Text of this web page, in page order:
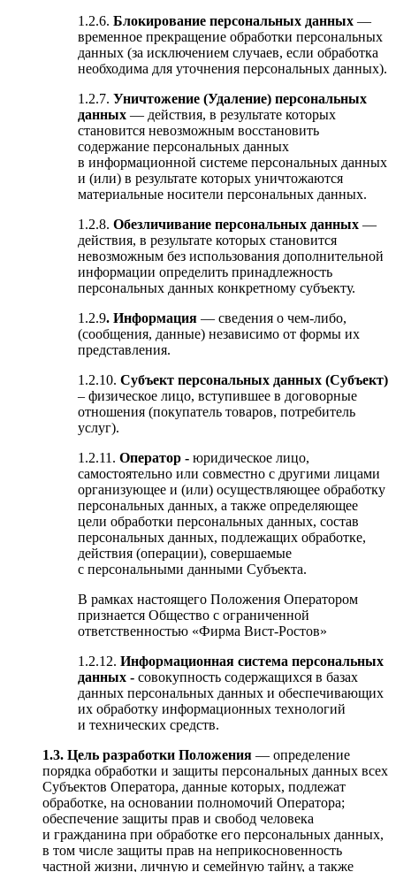
1.2.6. Блокирование персональных данных —
временное прекращение обработки персональных
данных (за исключением случаев, если обработка
необходима для уточнения персональных данных).
1.2.7. Уничтожение (Удаление) персональных
данных — действия, в результате которых
становится невозможным восстановить
содержание персональных данных
в информационной системе персональных данных
и (или) в результате которых уничтожаются
материальные носители персональных данных.
1.2.8. Обезличивание персональных данных —
действия, в результате которых становится
невозможным без использования дополнительной
информации определить принадлежность
персональных данных конкретному субъекту.
1.2.9. Информация — сведения о чем-либо,
(сообщения, данные) независимо от формы их
представления.
1.2.10. Субъект персональных данных (Субъект)
– физическое лицо, вступившее в договорные
отношения (покупатель товаров, потребитель
услуг).
1.2.11. Оператор - юридическое лицо,
самостоятельно или совместно с другими лицами
организующее и (или) осуществляющее обработку
персональных данных, а также определяющее
цели обработки персональных данных, состав
персональных данных, подлежащих обработке,
действия (операции), совершаемые
с персональными данными Субъекта.
В рамках настоящего Положения Оператором
признается Общество с ограниченной
ответственностью «Фирма Вист-Ростов»
1.2.12. Информационная система персональных
данных - совокупность содержащихся в базах
данных персональных данных и обеспечивающих
их обработку информационных технологий
и технических средств.
1.3. Цель разработки Положения — определение
порядка обработки и защиты персональных данных всех
Субъектов Оператора, данные которых, подлежат
обработке, на основании полномочий Оператора;
обеспечение защиты прав и свобод человека
и гражданина при обработке его персональных данных,
в том числе защиты прав на неприкосновенность
частной жизни, личную и семейную тайну, а также